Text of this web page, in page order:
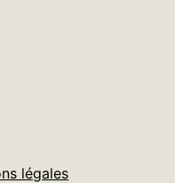
légales